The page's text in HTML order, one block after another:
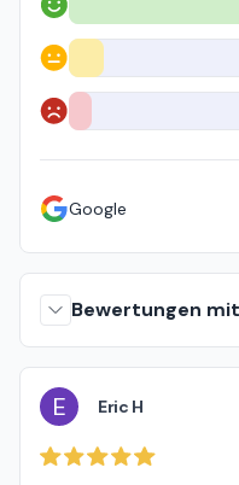
Positiv
Neutral
Negativ
Google
Bewertungen
E Eric H